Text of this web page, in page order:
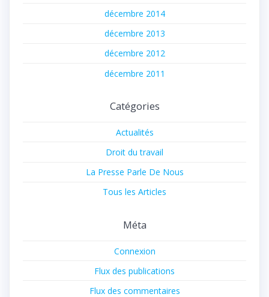
décembre 2014
décembre 2013
décembre 2012
décembre 2011
Catégories
Actualités
Droit du travail
La Presse Parle De Nous
Tous les Articles
Méta
Connexion
Flux des publications
Flux des commentaires